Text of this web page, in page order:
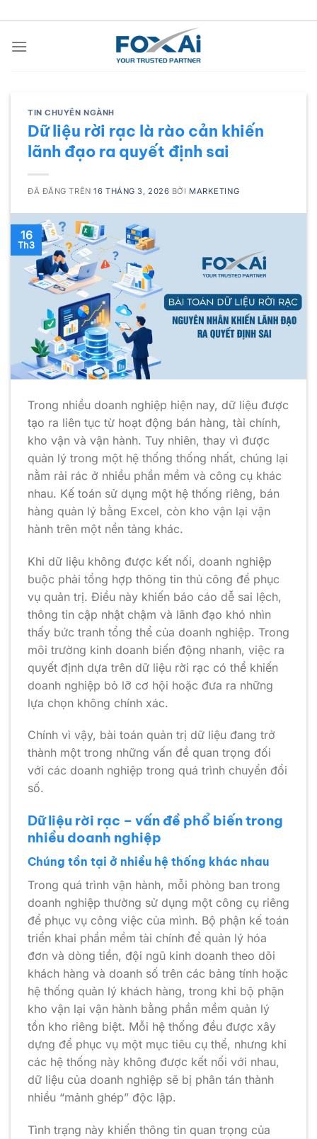
đến
nội
TIN CHUYÊN NGÀNH
Dữ liệu rời rạc là rào cản khiến
lãnh đạo ra quyết định sai
ĐÃ ĐĂNG TRÊN16 THÁNG 3, 2026 BỞI MARKETING
16
Th3
Trong nhiều doanh nghiệp hiện nay, dữ liệu được
tạo ra liên tục từ hoạt động bán hàng, tài chính,
kho vận và vận hành. Tuy nhiên, thay vì được
quản lý trong một hệ thống thống nhất, chúng lại
nằm rải rác ở nhiều phần mềm và công cụ khác
nhau. Kế toán sử dụng một hệ thống riêng, bán
hàng quản lý bằng Excel, còn kho vận lại vận
hành trên một nền tảng khác.
Khi dữ liệu không được kết nối, doanh nghiệp
buộc phải tổng hợp thông tin thủ công để phục
vụ quản trị. Điều này khiến báo cáo dễ sai lệch,
thông tin cập nhật chậm và lãnh đạo khó nhìn
thấy bức tranh tổng thể của doanh nghiệp. Trong
môi trường kinh doanh biến động nhanh, việc ra
quyết định dựa trên dữ liệu rời rạc có thể khiến
doanh nghiệp bỏ lỡ cơ hội hoặc đưa ra những
lựa chọn không chính xác.
Chính vì vậy, bài toán quản trị dữ liệu đang trở
thành một trong những vấn đề quan trọng đối
với các doanh nghiệp trong quá trình chuyển đổi
số.
Dữ liệu rời rạc – vấn đề phổ biến trong
nhiều doanh nghiệp
Chúng tồn tại ở nhiều hệ thống khác nhau
Trong quá trình vận hành, mỗi phòng ban trong
doanh nghiệp thường sử dụng một công cụ riêng
để phục vụ công việc của mình. Bộ phận kế toán
triển khai phần mềm tài chính để quản lý hóa
đơn và dòng tiền, đội ngũ kinh doanh theo dõi
khách hàng và doanh số trên các bảng tính hoặc
hệ thống quản lý khách hàng, trong khi bộ phận
kho vận lại vận hành bằng phần mềm quản lý
tồn kho riêng biệt. Mỗi hệ thống đều được xây
dựng để phục vụ một mục tiêu cụ thể, nhưng khi
các hệ thống này không được kết nối với nhau,
dữ liệu của doanh nghiệp sẽ bị phân tán thành
nhiều “mảnh ghép” độc lập.
Tình trạng này khiến thông tin quan trọng của